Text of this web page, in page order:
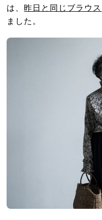
は、 昨日と同じブラウス
ました。